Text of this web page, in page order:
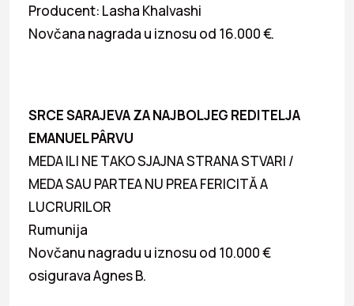
Producent: Lasha Khalvashi
Novčana nagrada u iznosu od 16.000 €.
SRCE SARAJEVA ZA NAJBOLJEG REDITELJA
EMANUEL PÂRVU
MEDA ILI NE TAKO SJAJNA STRANA STVARI /
MEDA SAU PARTEA NU PREA FERICITĂ A
LUCRURILOR
Rumunija
Novčanu nagradu u iznosu od 10.000 €
osigurava Agnes B.